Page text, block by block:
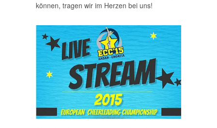
können, tragen wir im Herzen bei uns!